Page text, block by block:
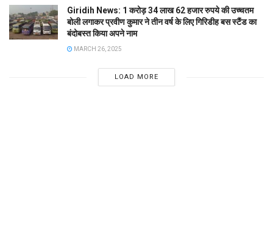
Giridih News: 1 करोड़ 34 लाख 62 हजार रुपये की उच्चतम
बोली लगाकर प्रवीण कुमार ने तीन वर्ष के लिए गिरिडीह बस स्टैंड का
बंदोबस्त किया अपने नाम
MARCH 26, 2025
LOAD MORE